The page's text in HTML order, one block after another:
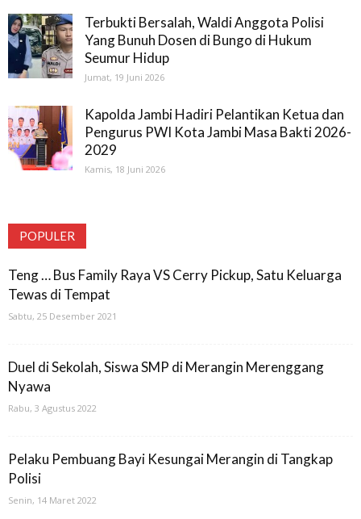
Terbukti Bersalah, Waldi Anggota Polisi
Yang Bunuh Dosen di Bungo di Hukum
Seumur Hidup
Jumat, 19 Juni 2026
Kapolda Jambi Hadiri Pelantikan Ketua dan
Pengurus PWI Kota Jambi Masa Bakti 2026-
2029
Kamis, 18 Juni 2026
POPULER
Teng … Bus Family Raya VS Cerry Pickup, Satu Keluarga
Tewas di Tempat
Sabtu, 25 Desember 2021
Duel di Sekolah, Siswa SMP di Merangin Merenggang
Nyawa
Rabu, 3 Agustus 2022
Pelaku Pembuang Bayi Kesungai Merangin di Tangkap
Polisi
Senin, 14 Maret 2022